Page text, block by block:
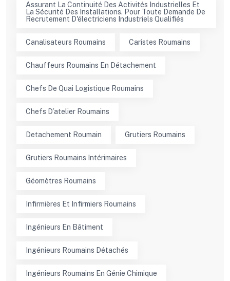
Assurant La Continuité Des Activités Industrielles Et
La Sécurité Des Installations. Pour Toute Demande De
Recrutement D'électriciens Industriels Qualifiés
Canalisateurs Roumains Caristes Roumains
Chauffeurs Roumains En Détachement
Chefs De Quai Logistique Roumains
Chefs D’atelier Roumains
Detachement Roumain Grutiers Roumains
Grutiers Roumains Intérimaires
Géomètres Roumains
Infirmières Et Infirmiers Roumains
Ingénieurs En Bâtiment
Ingénieurs Roumains Détachés
Ingénieurs Roumains En Génie Chimique